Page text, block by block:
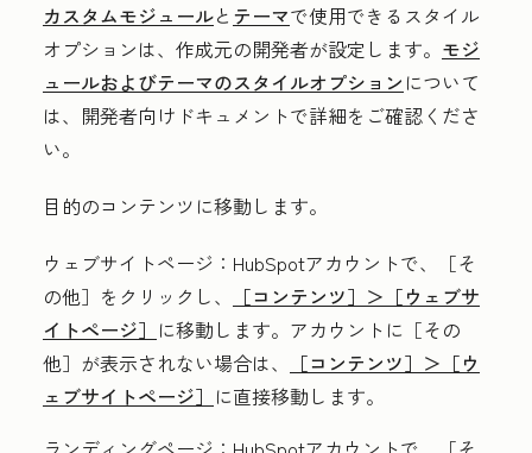
カスタムモジュールと テーマで使用できるスタイル
オプションは、作成元の開発者が設定します。 モジ
ュールおよびテーマのスタイルオプション について
は、開発者向けドキュメントで詳細をご確認くださ
い。
目的のコンテンツに移動します。
ウェブサイトページ ：HubSpotアカウントで、
［そ
の他］をクリックし、
［コンテンツ］＞ ［ウェブサ
イトページ］ に移動します。アカウントに ［その
他］が表示されない場合は、
［コンテンツ］＞ ［ウ
ェブサイトページ］ に直接移動します。